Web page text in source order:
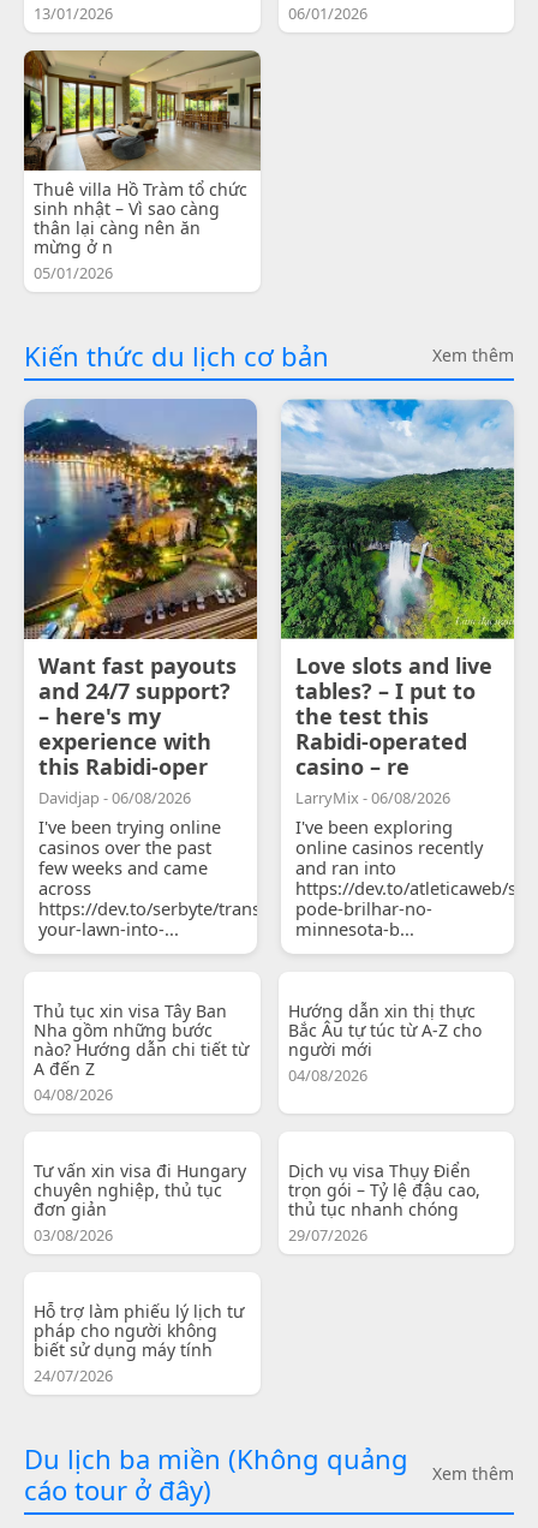
13/01/2026 06/01/2026
Thuê villa Hồ Tràm tổ chức
sinh nhật – Vì sao càng
thân lại càng nên ăn
mừng ở n
05/01/2026
Kiến thức du lịch cơ bản Xem thêm
Want fast payouts
and 24/7 support?
– here's my
experience with
this Rabidi-oper
Davidjap - 06/08/2026
I've been trying online
casinos over the past
few weeks and came
across
https://dev.to/serbyte/transform-
your-lawn-into-...
Love slots and live
tables? – I put to
the test this
Rabidi-operated
casino – re
LarryMix - 06/08/2026
I've been exploring
online casinos recently
and ran into
https://dev.to/atleticaweb/
pode-brilhar-no-
minnesota-b...
Thủ tục xin visa Tây Ban
Nha gồm những bước
nào? Hướng dẫn chi tiết từ
A đến Z
04/08/2026
Hướng dẫn xin thị thực
Bắc Âu tự túc từ A-Z cho
người mới
04/08/2026
Tư vấn xin visa đi Hungary
chuyên nghiệp, thủ tục
đơn giản
03/08/2026
Dịch vụ visa Thụy Điển
trọn gói – Tỷ lệ đậu cao,
thủ tục nhanh chóng
29/07/2026
Hỗ trợ làm phiếu lý lịch tư
pháp cho người không
biết sử dụng máy tính
24/07/2026
Du lịch ba miền (Không quảng
cáo tour ở đây)
Xem thêm